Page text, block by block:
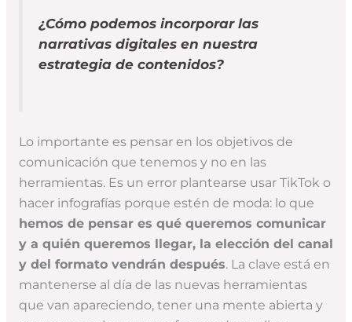
¿Cómo podemos incorporar las
narrativas digitales en nuestra
estrategia de contenidos?
Lo importante es pensar en los objetivos de
comunicación que tenemos y no en las
herramientas. Es un error plantearse usar TikTok o
hacer infografías porque estén de moda: lo que
hemos de pensar es qué queremos comunicar
y a quién queremos llegar, la elección del canal
y del formato vendrán después. La clave está en
mantenerse al día de las nuevas herramientas
que van apareciendo, tener una mente abierta y